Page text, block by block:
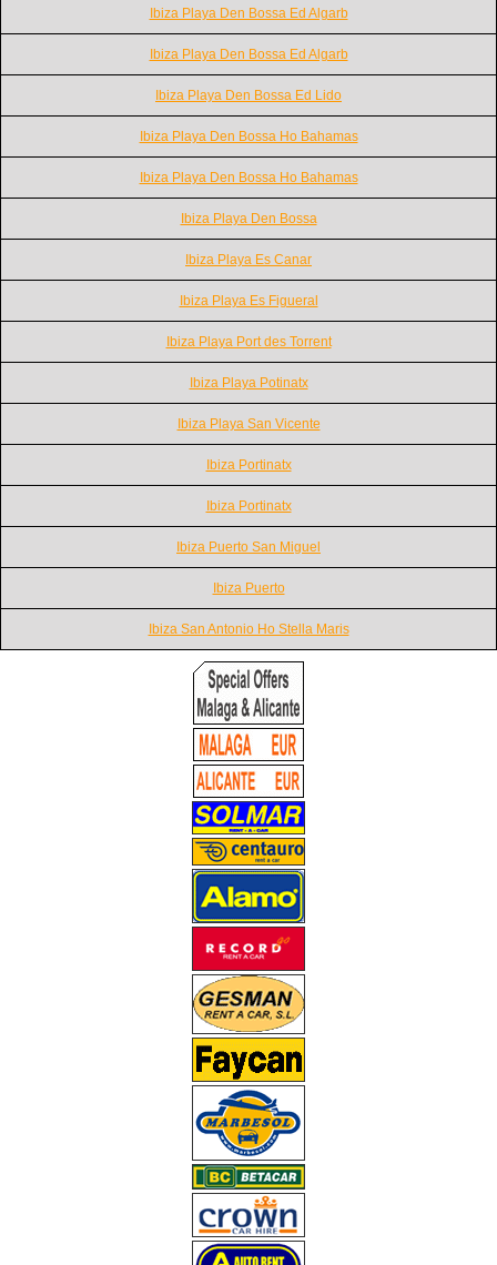
Ibiza Playa Den Bossa Ed Algarb
Ibiza Playa Den Bossa Ed Algarb
Ibiza Playa Den Bossa Ed Lido
Ibiza Playa Den Bossa Ho Bahamas
Ibiza Playa Den Bossa Ho Bahamas
Ibiza Playa Den Bossa
Ibiza Playa Es Canar
Ibiza Playa Es Figueral
Ibiza Playa Port des Torrent
Ibiza Playa Potinatx
Ibiza Playa San Vicente
Ibiza Portinatx
Ibiza Portinatx
Ibiza Puerto San Miguel
Ibiza Puerto
Ibiza San Antonio Ho Stella Maris